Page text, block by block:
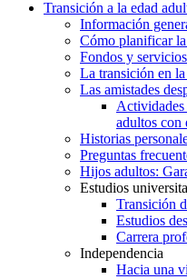
Transición a la edad
Información
Cómo planificar
Fondos y
La transición en
Las amistades
Actividades
adultos con
Historias
Preguntas
Hijos adultos:
Estudios
Transición
Estudios
Carrera
Independencia
Hacia una